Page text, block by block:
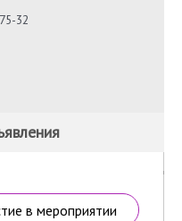
32
в мероприятии